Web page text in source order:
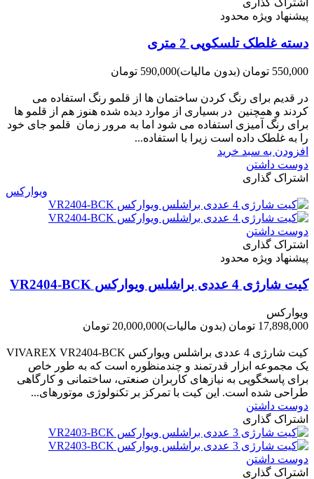
اشتراک گذاری
پیشنهاد ویژه محدود
دسته غلطک تلسکوپی 2 متری
550,000 تومان (بدون مالیات)590,000 تومان
در قدیم برای رنگ کردن ساختمان ها از قلمو رنگ استفاده می
کردند و همچنین در بسیاری از موارد دیده شده هنوز هم از قلمو ها
برای رنگ آمیزی استفاده می شود اما به مرور زمان قلمو جای خود
را به غلطک داده است زیرا با استفاده...
افزودن به سبد خرید
دوست داشتن
اشتراک گذاری
ویوارکس
دوست داشتن
اشتراک گذاری
پیشنهاد ویژه محدود
کیت شارژی 4 عددی براشلس ویوارکس VR2404-BCK
ویوارکس
17,898,000 تومان
(بدون مالیات)20,000,000 تومان
کیت شارژی 4 عددی براشلس ویوارکس VIVAREX VR2404-BCK
یک مجموعه ابزار قدرتمند و چندمنظوره است که به طور خاص
برای پاسخگویی به نیازهای کاربران صنعتی، ساختمانی و کارگاهی
طراحی شده است. این کیت با تمرکز بر تکنولوژی موتورهای...
دوست داشتن
اشتراک گذاری
دوست داشتن
اشتراک گذاری